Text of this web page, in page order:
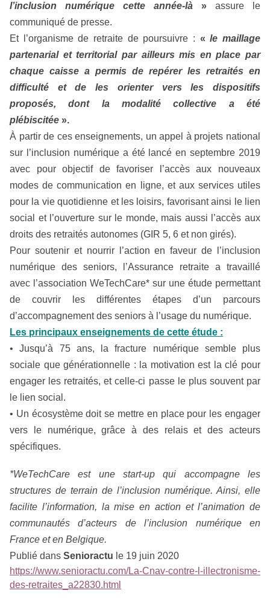
l’inclusion numérique cette année-là » assure le
communiqué de presse.
Et l’organisme de retraite de poursuivre : «le maillage
partenarial et territorial par ailleurs mis en place par
chaque caisse a permis de repérer les retraités en
difficulté et de les orienter vers les dispositifs
proposés, dont la modalité collective a été
plébiscitée ».
À partir de ces enseignements, un appel à projets national
sur l’inclusion numérique a été lancé en septembre 2019
avec pour objectif de favoriser l’accès aux nouveaux
modes de communication en ligne, et aux services utiles
pour la vie quotidienne et les loisirs, favorisant ainsi le lien
social et l’ouverture sur le monde, mais aussi l’accès aux
droits des retraités autonomes (GIR 5, 6 et non girés).
Pour soutenir et nourrir l’action en faveur de l’inclusion
numérique des seniors, l’Assurance retraite a travaillé
avec l’association WeTechCare* sur une étude permettant
de couvrir les différentes étapes d’un parcours
d’accompagnement des seniors à l’usage du numérique.
Les principaux enseignements de cette étude :
• Jusqu’à 75 ans, la fracture numérique semble plus
sociale que générationnelle : la motivation est la clé pour
engager les retraités, et celle-ci passe le plus souvent par
le lien social.
• Un écosystème doit se mettre en place pour les engager
vers le numérique, grâce à des relais et des acteurs
spécifiques.
*WeTechCare est une start-up qui accompagne les
structures de terrain de l’inclusion numérique. Ainsi, elle
facilite l’information, la mise en action et l’animation de
communautés d’acteurs de l’inclusion numérique en
France et en Belgique.
Publié dans Senioractu le 19 juin 2020
https://www.senioractu.com/La-Cnav-contre-l-illectronisme-
des-retraites_a22830.html